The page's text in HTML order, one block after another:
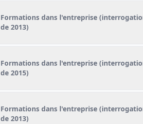
Formations dans l'entreprise
de 2013)
Formations dans l'entreprise
de 2015)
Formations dans l'entreprise
de 2013)